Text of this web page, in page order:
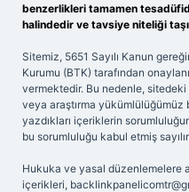
benzerlikleri tamamen
halindedir ve tavsiye niteliği
Sitemiz, 5651 Sayılı Kanun
Kurumu (BTK) tarafından
vermektedir. Bu nedenle,
veya araştırma yükümlülüğümüz
yazdıkları içeriklerin
bu sorumluluğu kabul etmiş
Hukuka ve yasal düzenlemelere
içerikleri,